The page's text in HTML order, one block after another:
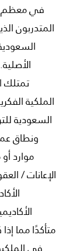
في معظم
المتدربون
تمتلك
الملكية
السعودية
ونطاق
موارد
الإعانات /
متأكدًا مما